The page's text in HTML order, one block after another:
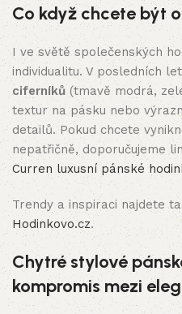
Co když chcete být
I ve světě společenských
individualitu. V posledních
ciferníků(tmavě modrá,
textur na pásku nebo
detailů. Pokud chcete
nepatřičně, doporučujeme
Curren luxusní pánské
Trendy a inspiraci najdete
Hodinkovo.cz.
Chytré stylové
kompromis mezi